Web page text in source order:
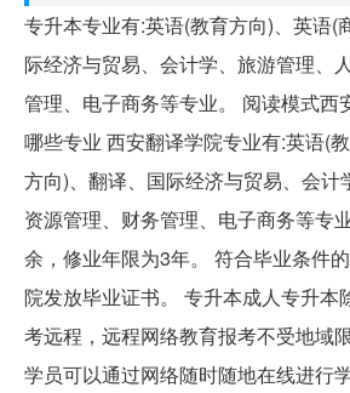
专升本专业有:英语(教育方向)、英语(
际经济与贸易、会计学、旅游管理、
管理、电子商务等专业。 阅读模式西
哪些专业 西安翻译学院专业有:英语(
方向)、翻译、国际经济与贸易、会计
资源管理、财务管理、电子商务等专
余，修业年限为3年。 符合毕业条件
院发放毕业证书。 专升本成人专升本
考远程，远程网络教育报考不受地域
学员可以通过网络随时随地在线进行